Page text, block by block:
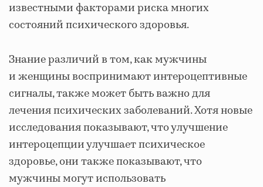
известными факторами риска многих
состояний психического здоровья.
Знание различий в том, как мужчины
и женщины воспринимают интероцептивные
сигналы, также может быть важно для
лечения психических заболеваний. Хотя новые
исследования показывают, что улучшение
интероцепции улучшает психическое
здоровье, они также показывают, что
мужчины могут использовать